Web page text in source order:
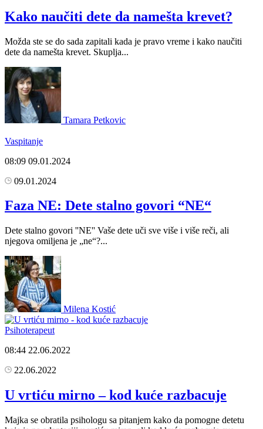
Kako naučiti dete da namešta krevet?
Možda ste se do sada zapitali kada je pravo vreme i kako naučiti
dete da namešta krevet. Skuplja...
Tamara Petkovic
Vaspitanje
08:09 09.01.2024
09.01.2024
Faza NE: Dete stalno govori “NE“
Dete stalno govori ''NE'' Vaše dete uči sve više i više reči, ali
njegova omiljena je „ne“?...
Milena Kostić
Psihoterapeut
08:44 22.06.2022
22.06.2022
U vrtiću mirno – kod kuće razbacuje
Majka se obratila psihologu sa pitanjem kako da pomogne detetu